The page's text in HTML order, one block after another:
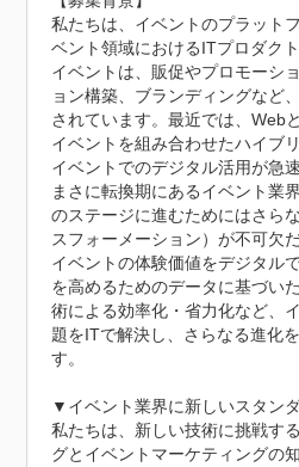
私たちは、イベントのプラット
ベント領域におけるITプロダク
イベントは、販促やプロモーシ
ョン構築、ブランディングなど
されています。最近では、Web
イベントを組み合わせたハイブ
イベントでのデジタル活用が急
まさに転換期にあるイベント業
のステージに進むためにはさら
スフォーメーション）が不可欠
イベントの体験価値をデジタル
を高めるためのデータに基づい
術による効率化・省力化など、
題をITで解決し、さらなる進化
す。
▼イベント業界に新しいスタン
私たちは、新しい技術に挑戦す
グとイベントマーケティングの